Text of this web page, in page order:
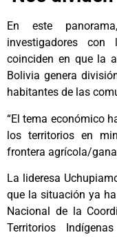
En este
investigadores
coinciden en que la
Bolivia genera
habitantes de las
“El tema económico
los territorios en
frontera agrícola/
La lideresa
que la situación ya
Nacional de la
Territorios